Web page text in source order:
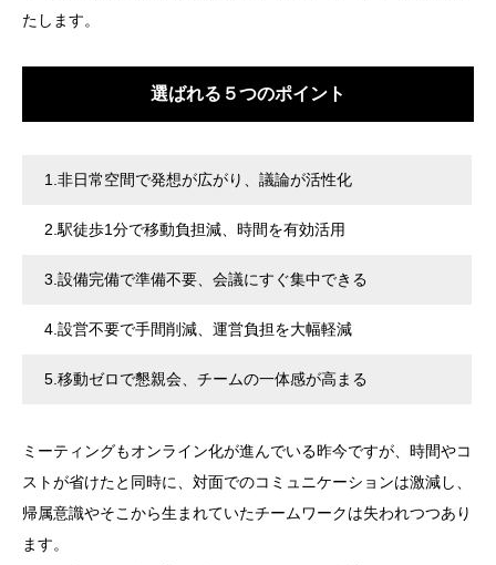
たします。
選ばれる５つのポイント
1.非日常空間で発想が広がり、議論が活性化
2. 駅徒歩1分で移動負担減、時間を有効活用
3. 設備完備で準備不要、会議にすぐ集中できる
4. 設営不要で手間削減、運営負担を大幅軽減
5. 移動ゼロで懇親会、チームの一体感が高まる
ミーティングもオンライン化が進んでいる昨今ですが、時間やコ
ストが省けたと同時に、対面でのコミュニケーションは激減し、
帰属意識やそこから生まれていたチームワークは失われつつあり
ます。